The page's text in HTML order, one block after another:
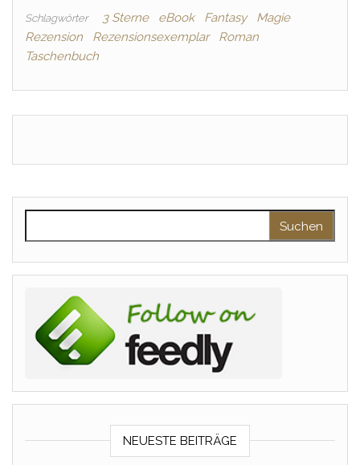
Schlagwörter 3 Sterne eBook Fantasy
Magie
Rezension
Rezensionsexemplar
Roman
Taschenbuch
NEUESTE BEITRÄGE